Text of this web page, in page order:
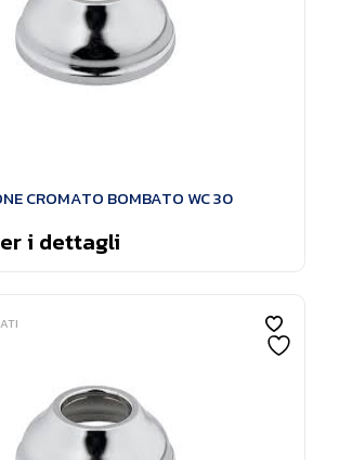
CROMATO BOMBATO WC 30
i dettagli